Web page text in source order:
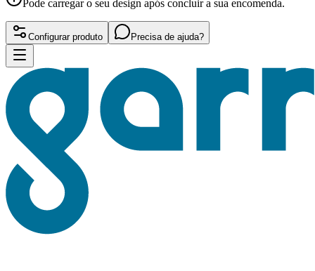
Pode carregar o seu design após concluir a sua encomenda.
Configurar produto Precisa de ajuda?